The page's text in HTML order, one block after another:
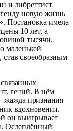
и либреттист
новую жизнь
Постановка имела
10 лет, а
тысячи.
маленькой
став своеобразным
гений. В нём
жажда признания
вдохновения.
он выигрывает
Ослеплённый